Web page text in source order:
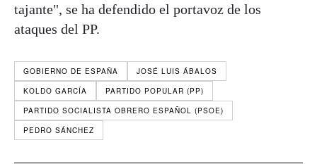
tajante", se ha defendido el portavoz de los
ataques del PP.
GOBIERNO DE ESPAÑA
JOSÉ LUIS ÁBALOS
KOLDO GARCÍA
PARTIDO POPULAR (PP)
PARTIDO SOCIALISTA OBRERO ESPAÑOL (PSOE)
PEDRO SÁNCHEZ